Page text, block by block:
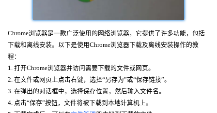
Chrome浏览器是一款广泛使用的网络浏览器，它提供了许多功能，包括
下载和离线安装。以下是使用Chrome浏览器下载及离线安装操作的教
程：
1. 打开Chrome浏览器并访问需要下载的文件或网页。
2. 在文件或网页上点击右键，选择“另存为”或“保存链接”。
3. 在弹出的对话框中，选择保存位置，然后输入文件名。
4. 点击“保存”按钮，文件将被下载到本地计算机上。